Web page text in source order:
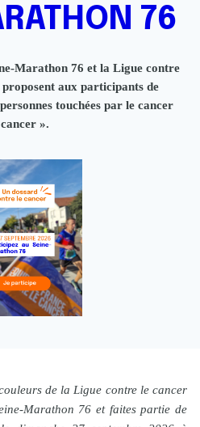
76
Marathon 76 et la Ligue contre
aux participants de
touchées par le cancer
».
de la Ligue contre le cancer
Marathon 76 et faites partie de